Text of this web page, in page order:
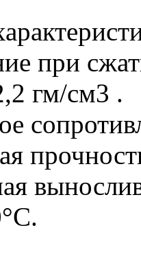
при
гм/см3 .